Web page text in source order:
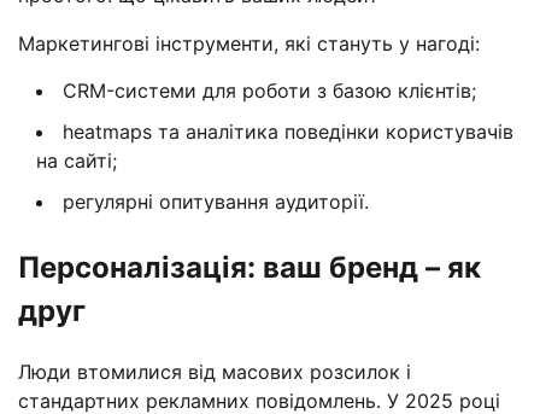
Маркетингові інструменти, які стануть у нагоді:
СRM-системи для роботи з базою клієнтів;
heatmaps та аналітика поведінки користувачів
на сайті;
регулярні опитування аудиторії.
Персоналізація: ваш бренд – як
друг
Люди втомилися від масових розсилок і
стандартних рекламних повідомлень. У 2025 році